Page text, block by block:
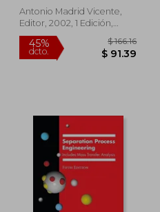
40%
dcto. $
Antonio Madrid Vicente,
Editor, 2002, 1 Edición,
Tapa Blanda, Nuevo